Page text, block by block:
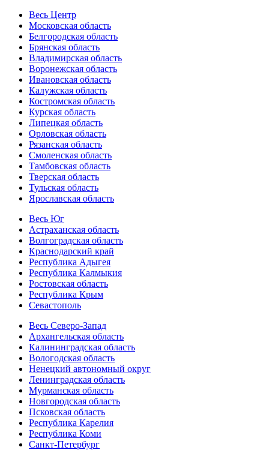
Весь Центр
Московская область
Белгородская область
Брянская область
Владимирская область
Воронежская область
Ивановская область
Калужская область
Костромская область
Курская область
Липецкая область
Орловская область
Рязанская область
Смоленская область
Тамбовская область
Тверская область
Тульская область
Ярославская область
Весь Юг
Астраханская область
Волгоградская область
Краснодарский край
Республика Адыгея
Республика Калмыкия
Ростовская область
Республика Крым
Севастополь
Весь Северо-Запад
Архангельская область
Калининградская область
Вологодская область
Ненецкий автономный округ
Ленинградская область
Мурманская область
Новгородская область
Псковская область
Республика Карелия
Республика Коми
Санкт-Петербург